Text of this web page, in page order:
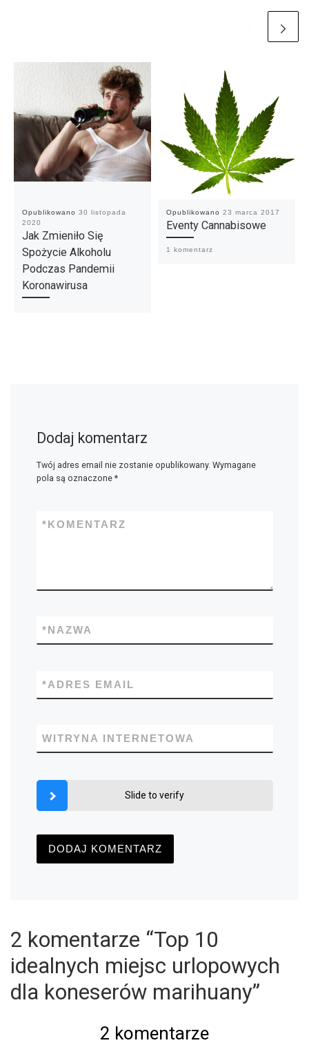
Opublikowano 30 listopada
2020
Jak Zmieniło Się
Spożycie Alkoholu
Podczas Pandemii
Koronawirusa
Opublikowano 23 marca 2017
Eventy Cannabisowe
1 komentarz
Dodaj komentarz
Twój adres email nie zostanie opublikowany. Wymagane
pola są oznaczone *
KOMENTARZ
*
NAZWA
*
ADRES EMAIL
*
WITRYNA INTERNETOWA
Slide to verify
2 komentarze “Top 10
idealnych miejsc urlopowych
dla koneserów marihuany”
2 komentarze